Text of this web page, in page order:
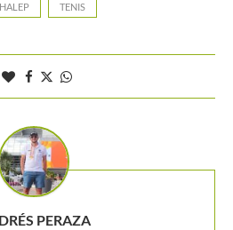
TENIS
PERAZA